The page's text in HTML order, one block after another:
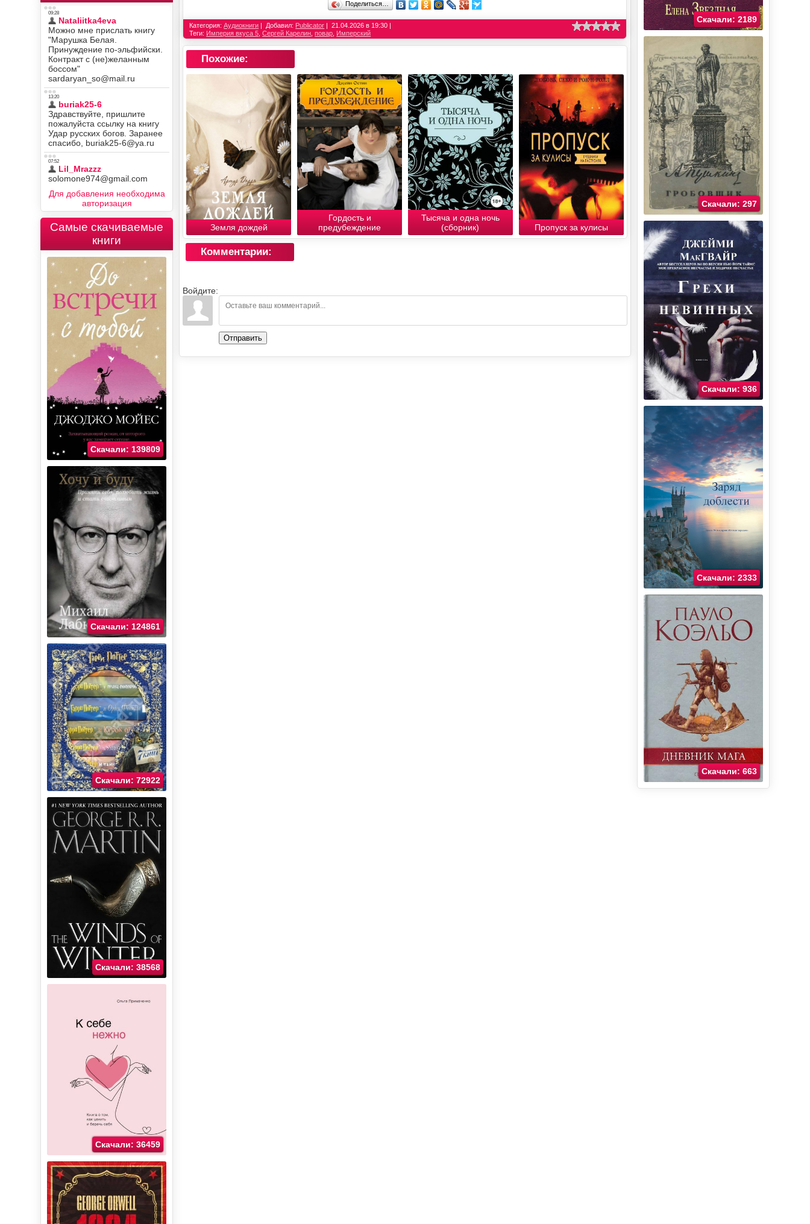
Поделиться…
Категория:Аудиокниги Добавил: Publicator
21.04.2026 в 19:30
Теги: Империя вкуса 5 ,Сергей Карелин ,повар Имперский
Похожие:
Земля дождей
Гордость и
предубеждение
Тысяча и одна ночь
(сборник)
Пропуск за кулисы
Комментарии:
Войдите:
Отправить
Для добавления необходима
авторизация
Самые скачиваемые
книги
Скачали: 139809
Скачали: 124861
Скачали: 72922
Скачали: 38568
Скачали: 36459
Скачали: 2189
Скачали: 297
Скачали: 936
Скачали: 2333
Скачали: 663